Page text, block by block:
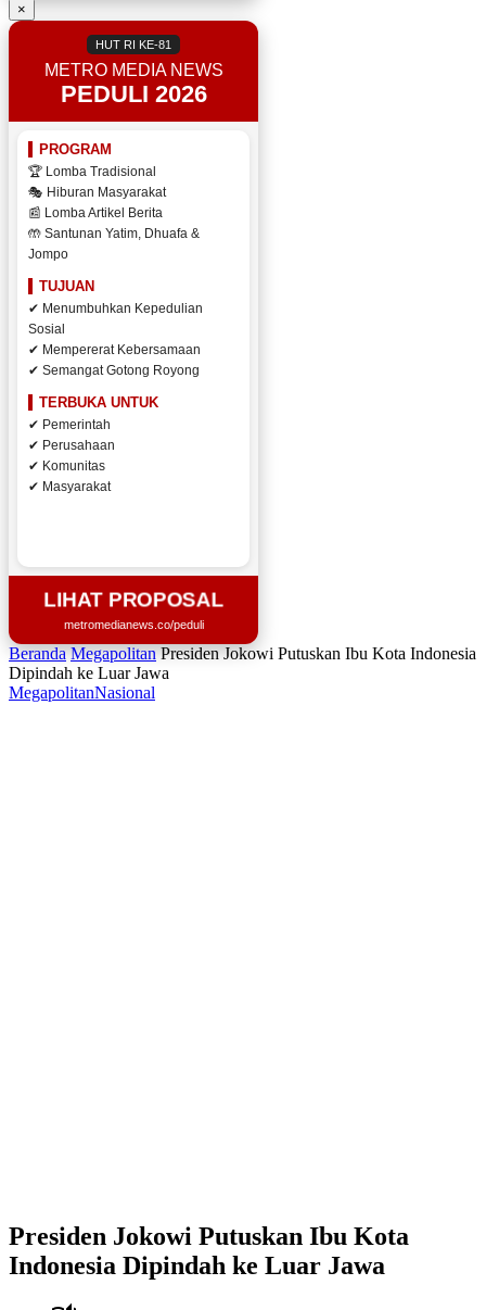
×
HUT RI KE-81
METRO MEDIA NEWS
PEDULI 2026
PROGRAM
🏆 Lomba Tradisional
🎭 Hiburan Masyarakat
📰 Lomba Artikel Berita
🤲 Santunan Yatim, Dhuafa &
Jompo
TUJUAN
✔ Menumbuhkan Kepedulian
Sosial
✔ Mempererat Kebersamaan
✔ Semangat Gotong Royong
TERBUKA UNTUK
✔ Pemerintah
✔ Perusahaan
✔ Komunitas
✔ Masyarakat
LIHAT PROPOSAL
metromedianews.co/peduli
Beranda Megapolitan Presiden Jokowi Putuskan Ibu Kota Indonesia
Dipindah ke Luar Jawa
MegapolitanNasional
Presiden Jokowi Putuskan Ibu Kota
Indonesia Dipindah ke Luar Jawa